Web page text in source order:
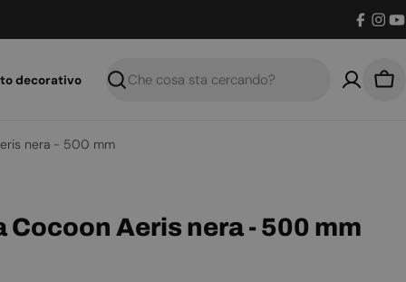
decorativo
Ricerca
nera - 500 mm
Aeris nera - 500 mm